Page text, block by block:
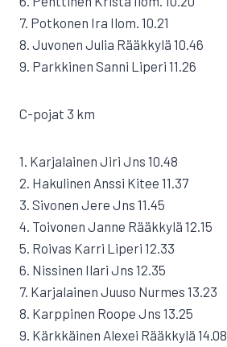
7. Potkonen Ira Ilom. 10.21
8. Juvonen Julia Rääkkylä 10.46
9. Parkkinen Sanni Liperi 11.26
C-pojat 3 km
1. Karjalainen Jiri Jns 10.48
2. Hakulinen Anssi Kitee 11.37
3. Sivonen Jere Jns 11.45
4. Toivonen Janne Rääkkylä 12.15
5. Roivas Karri Liperi 12.33
6. Nissinen Ilari Jns 12.35
7. Karjalainen Juuso Nurmes 13.23
8. Karppinen Roope Jns 13.25
9. Kärkkäinen Alexei Rääkkylä 14.08